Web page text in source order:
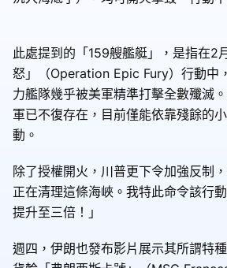
此處提到的「159艘艦艇」，是指在2
怒」（Operation Epic Fury）行動中
力艦隊幾乎被美軍精準打擊全數殲滅
軍已不復存在，目前僅能依靠殘餘的
動。
除了授權開火，川普更下令加強反制
正在清理這條海峽。我特此命令該行
提升至三倍！」
週四，伊朗也發布影片展示其所謂特